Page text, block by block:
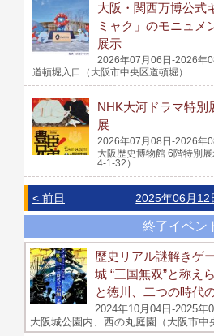
大阪・関西万博公式
ミャク」のモニュメ
展示
2026年07月06日-2026年
道頓堀入口（大阪市中央区道頓堀）
NHK大河ドラマ特別
展
2026年07月08日-2026年
大阪歴史博物館 6階特別
4-1-32）
< 前日 2025年06月12
終了イベン
歴史リアル謎解きゲ
城 “三国無双”と称
と徳川、二つの時代
2024年10月04日-2025年
大阪城公園内、西の丸庭園（大阪市中